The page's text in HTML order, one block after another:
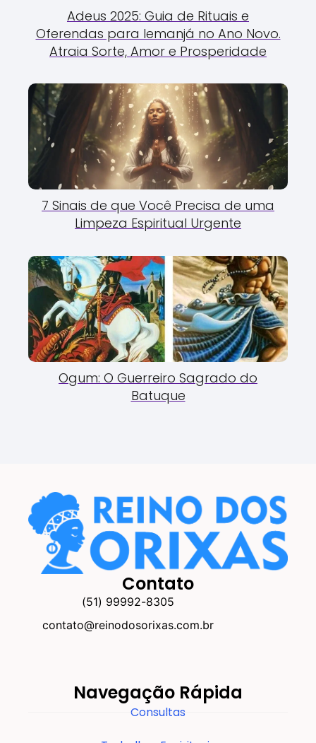
Adeus 2025: Guia de Rituais e
Oferendas para Iemanjá no Ano Novo.
Atraia Sorte, Amor e Prosperidade
7 Sinais de que Você Precisa de uma
Limpeza Espiritual Urgente
Ogum: O Guerreiro Sagrado do
Batuque
Contato
(51) 99992-8305
contato@reinodosorixas.com.br
Navegação Rápida
Consultas